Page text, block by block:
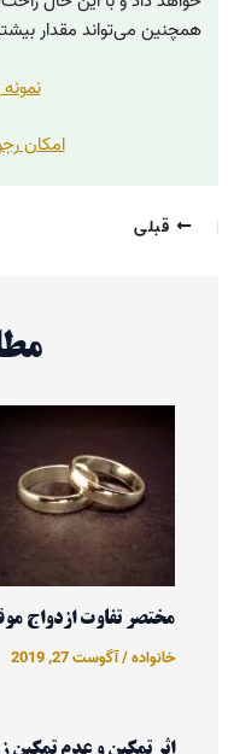
همچنین می‌تواند مقدار
امکان
قبلی
مختصر تفاوت ازدواج
خانواده/آگوست 27, 2019
اثر تمکین و عدم تمکین